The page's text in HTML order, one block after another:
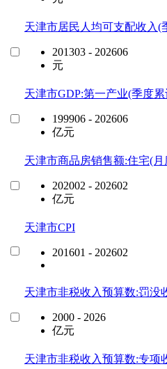
天津市居民人均可支配收入(
201303 - 202606
元
天津市GDP:第一产业(季度累
199906 - 202606
亿元
天津市商品房销售额:住宅(月
202002 - 202602
亿元
天津市CPI
201601 - 202602
天津市非税收入预算数:罚没
2000 - 2026
亿元
天津市非税收入预算数:专项